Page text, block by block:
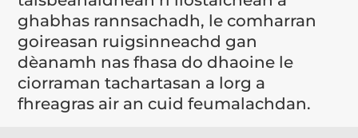
ghabhas rannsachadh, le comharran
goireasan ruigsinneachd gan
dèanamh nas fhasa do dhaoine le
ciorraman tachartasan a lorg a
fhreagras air an cuid feumalachdan.